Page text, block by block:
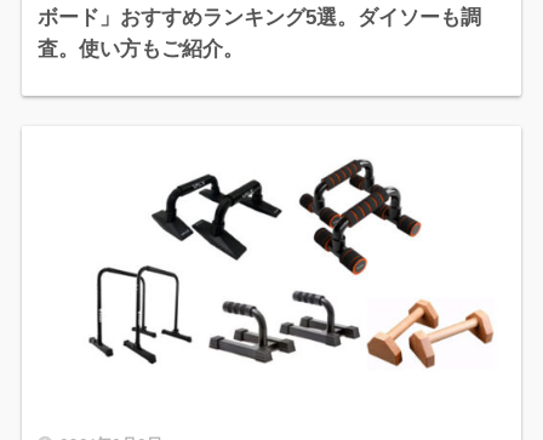
ボード」おすすめランキング5選。ダイソーも調
査。使い方もご紹介。